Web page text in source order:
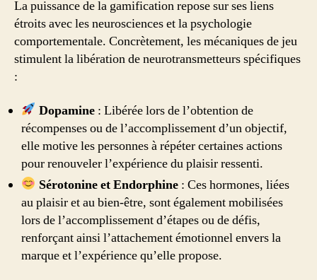
La puissance de la gamification repose sur ses liens
étroits avec les neurosciences et la psychologie
comportementale. Concrètement, les mécaniques de jeu
stimulent la libération de neurotransmetteurs spécifiques
:
Dopamine: Libérée lors de l’obtention de
récompenses ou de l’accomplissement d’un objectif,
elle motive les personnes à répéter certaines actions
pour renouveler l’expérience du plaisir ressenti.
Sérotonine et Endorphine: Ces hormones, liées
au plaisir et au bien-être, sont également mobilisées
lors de l’accomplissement d’étapes ou de défis,
renforçant ainsi l’attachement émotionnel envers la
marque et l’expérience qu’elle propose.